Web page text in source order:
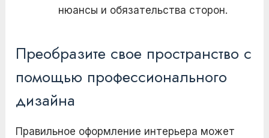
нюансы и обязательства сторон.
Преобразите свое пространство с
помощью профессионального
дизайна
Правильное оформление интерьера может